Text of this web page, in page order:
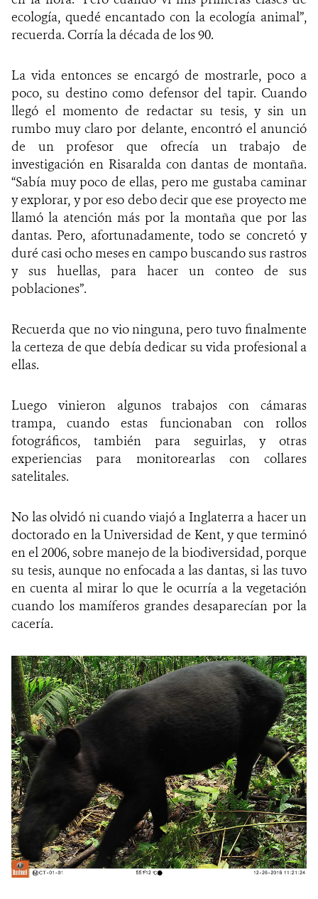
ecología, quedé encantado con la ecología animal”,
recuerda. Corría la década de los 90.
La vida entonces se encargó de mostrarle, poco a
poco, su destino como defensor del tapir. Cuando
llegó el momento de redactar su tesis, y sin un
rumbo muy claro por delante, encontró el anunció
de un profesor que ofrecía un trabajo de
investigación en Risaralda con dantas de montaña.
“Sabía muy poco de ellas, pero me gustaba caminar
y explorar, y por eso debo decir que ese proyecto me
llamó la atención más por la montaña que por las
dantas. Pero, afortunadamente, todo se concretó y
duré casi ocho meses en campo buscando sus rastros
y sus huellas, para hacer un conteo de sus
poblaciones”.
Recuerda que no vio ninguna, pero tuvo finalmente
la certeza de que debía dedicar su vida profesional a
ellas.
Luego vinieron algunos trabajos con cámaras
trampa, cuando estas funcionaban con rollos
fotográficos, también para seguirlas, y otras
experiencias para monitorearlas con collares
satelitales.
No las olvidó ni cuando viajó a Inglaterra a hacer un
doctorado en la Universidad de Kent, y que terminó
en el 2006, sobre manejo de la biodiversidad, porque
su tesis, aunque no enfocada a las dantas, si las tuvo
en cuenta al mirar lo que le ocurría a la vegetación
cuando los mamíferos grandes desaparecían por la
cacería.